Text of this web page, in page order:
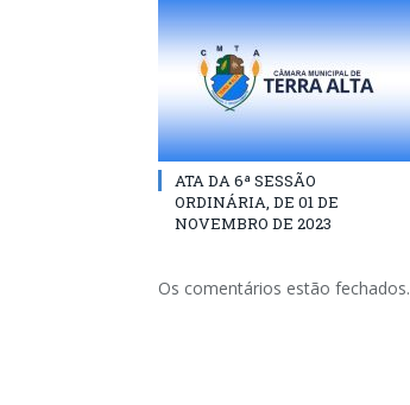
ATA DA 6ª SESSÃO
ORDINÁRIA, DE 01 DE
NOVEMBRO DE 2023
Os comentários estão fechados.